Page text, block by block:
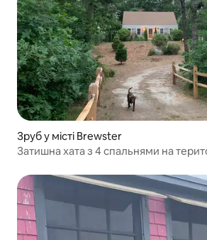
Зруб у місті Brewster
Затишна хата з 4 спальнями на